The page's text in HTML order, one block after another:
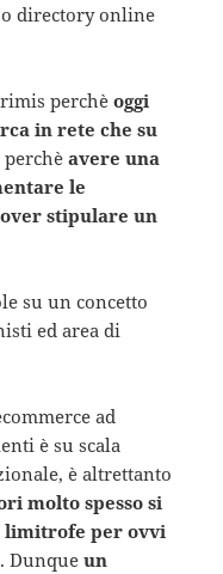
o directory online
perchèoggi
in rete che su
perchèavere una
le
stipulare un
su un concetto
ed area di
ad
è su scala
è altrettanto
molto spesso si
limitrofe per ovvi
. Dunqueun